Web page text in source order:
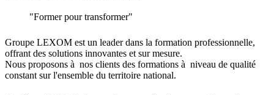
"Former pour transformer"
Groupe LEXOM est un leader dans la formation professionnelle,
offrant des solutions innovantes et sur mesure.
Nous proposons à nos clients des formations à niveau de qualité
constant sur l'ensemble du territoire national.